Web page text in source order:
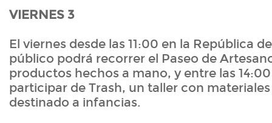
VIERNES 3
El viernes desde las 11:00 en la República
público podrá recorrer el Paseo de
productos hechos a mano, y entre las 14:00
participar de Trash, un taller con
destinado a infancias.